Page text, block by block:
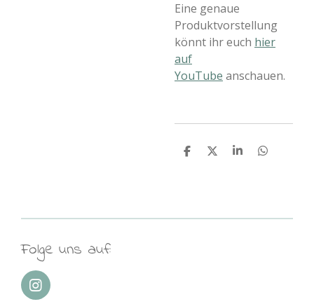
Eine genaue
Produktvorstellung
könnt ihr euch hier
auf
YouTube anschauen.
T
T
T
T
Folge uns auf:
I